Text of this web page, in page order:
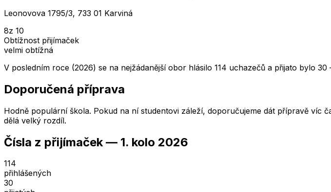
Leonovova 1795/3, 733 01 Karviná
8z 10
Obtížnost přijímaček
velmi obtížná
V posledním roce (2026) se na nejžádanější obor hlásilo 114 uchazečů a přijato bylo
Doporučená příprava
Hodně populární škola. Pokud na ní studentovi záleží, doporučujeme dát přípravě
dělá velký rozdíl.
Čísla z přijímaček — 1. kolo 2026
114
přihlášených
30